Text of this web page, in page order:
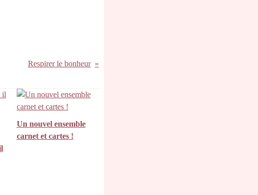
Respirer le bonheur
Un nouvel ensemble
carnet et cartes !